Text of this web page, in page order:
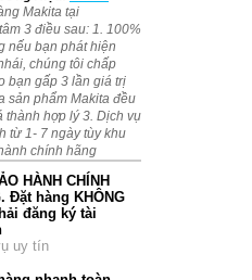
Makita tại
3 điều sau: 1. 100%
nếu bạn phát hiện
chúng tôi chấp
bạn gấp 3 lần giá trị
sản phẩm Makita đều
thành hợp lý 3. Dịch vụ
từ 1- 7 ngày tùy khu
chính hãng
HÀNH CHÍNH
Đặt hàng KHÔNG
đăng ký tài
uy tín